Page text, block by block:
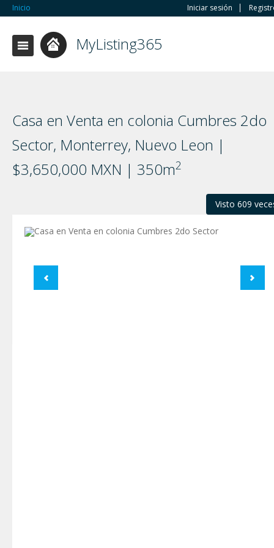
Inicio Iniciar sesión
MyListing365
Casa en Venta en colonia Cumbres 2do
Sector, Monterrey, Nuevo Leon |
$3,650,000 MXN | 350m2
Visto 609